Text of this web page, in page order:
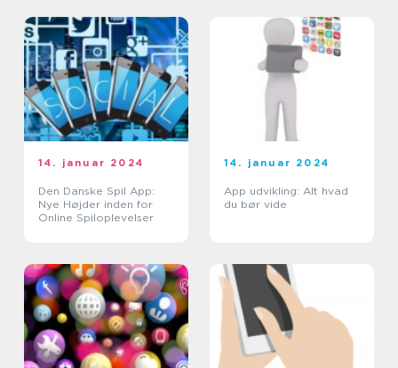
14. januar 2024
Den Danske Spil App:
Nye Højder inden for
Online Spiloplevelser
14. januar 2024
App udvikling: Alt hvad
du bør vide